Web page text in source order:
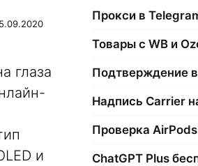
глаза
и
Прокси в
Товары с WB и
Надпись Carrier
Проверка AirPods
ChatGPT Plus